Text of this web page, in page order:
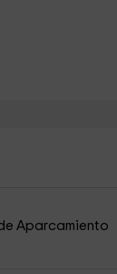
Aparcamiento